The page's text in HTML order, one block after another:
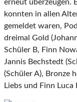
erneut überzeugen.
konnten in allen
gemeldet waren,
dreimal Gold
Schüler B, Finn
Jannis Bechstedt
(Schüler A), Bronze
Liebs und Finn